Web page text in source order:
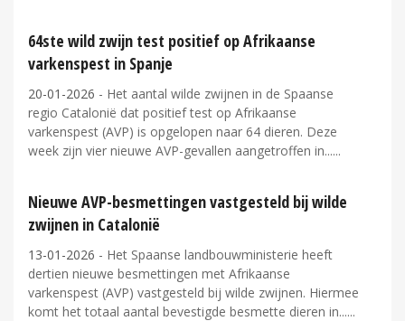
64ste wild zwijn test positief op Afrikaanse
varkenspest in Spanje
20-01-2026 - Het aantal wilde zwijnen in de Spaanse
regio Catalonië dat positief test op Afrikaanse
varkenspest (AVP) is opgelopen naar 64 dieren. Deze
week zijn vier nieuwe AVP-gevallen aangetroffen in...
Nieuwe AVP-besmettingen vastgesteld bij wilde
zwijnen in Catalonië
13-01-2026 - Het Spaanse landbouwministerie heeft
dertien nieuwe besmettingen met Afrikaanse
varkenspest (AVP) vastgesteld bij wilde zwijnen. Hiermee
komt het totaal aantal bevestigde besmette dieren in...